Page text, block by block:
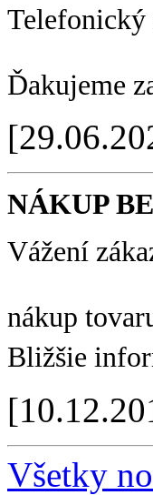
Telefonický
Ďakujeme
NÁKUP
Vážení
nákup
Bližšie
Všetky